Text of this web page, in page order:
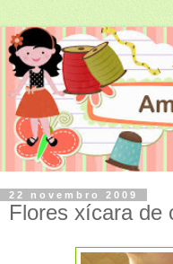
22 novembro 2009
Flores xícara de